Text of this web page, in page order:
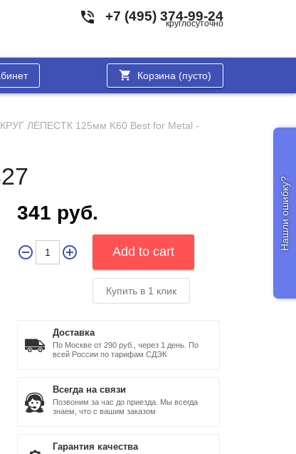
+7 (495) 374-99-24
круглосуточно
Корзина (пусто)
КРУГ ЛЕПЕСТК 125мм K60 Best for Metal -
341 руб.
Купить в 1 клик
Доставка
По Москве от 290 руб., через 1 день. По
всей России по тарифам СДЭК
Всегда на связи
Позвоним за час до приезда. Мы всегда
знаем, что с вашим заказом
Гарантия качества
Нашли ошибку?